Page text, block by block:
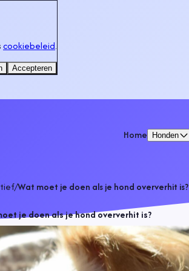
Home Honden
/Wat moet je doen als je hond oververhit is?
je doen als je hond oververhit is?
cookiebeleid.
Accepteren